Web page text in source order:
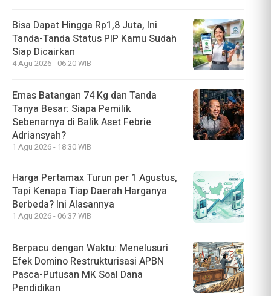
Bisa Dapat Hingga Rp1,8 Juta, Ini
Tanda-Tanda Status PIP Kamu Sudah
Siap Dicairkan
4 Agu 2026 - 06:20 WIB
Emas Batangan 74 Kg dan Tanda
Tanya Besar: Siapa Pemilik
Sebenarnya di Balik Aset Febrie
Adriansyah?
1 Agu 2026 - 18:30 WIB
Harga Pertamax Turun per 1 Agustus,
Tapi Kenapa Tiap Daerah Harganya
Berbeda? Ini Alasannya
1 Agu 2026 - 06:37 WIB
Berpacu dengan Waktu: Menelusuri
Efek Domino Restrukturisasi APBN
Pasca-Putusan MK Soal Dana
Pendidikan